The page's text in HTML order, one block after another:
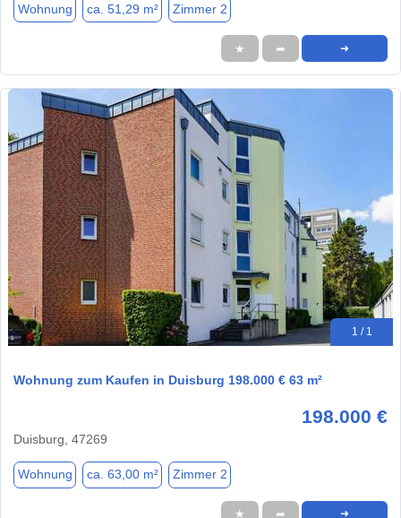
Wohnung ca. 51,29 m² Zimmer 2
★ ➦ ➜
1 / 1
Wohnung zum Kaufen in Duisburg 198.000 € 63 m²
198.000 €
Duisburg, 47269
Wohnung ca. 63,00 m² Zimmer 2
★ ➦ ➜